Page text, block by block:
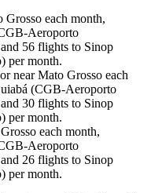
each month,
Aeroporto
56 flights to Sinop
per month.
near Mato Grosso each
(CGB-Aeroporto
30 flights to Sinop
per month.
each month,
Aeroporto
26 flights to Sinop
per month.